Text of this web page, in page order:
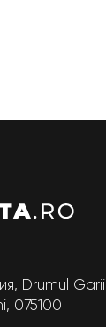
Drumul Garii
075100